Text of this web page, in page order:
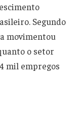
Segundo
movimentou
o setor
mil empregos